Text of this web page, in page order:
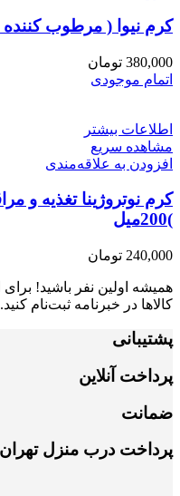
کرم نیوا ( مرطوب کننده )
380,000 تومان
اتمام موجودی
اطلاعات بیشتر
مشاهده سریع
افزودن به علاقه‌مندی
کرم نوتروژینا تغذیه
)200میل
240,000 تومان
همیشه اولین نفر باشید!
کالاها در خبرنامه ثبت‌نام کنید.
پشتیبانی
پرداخت آنلاین
ضمانت
پرداخت درب منزل تهران